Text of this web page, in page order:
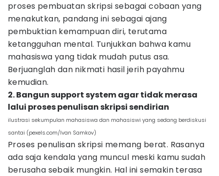
proses pembuatan skripsi sebagai cobaan yang
menakutkan, pandang ini sebagai ajang
pembuktian kemampuan diri, terutama
ketangguhan mental. Tunjukkan bahwa kamu
mahasiswa yang tidak mudah putus asa.
Berjuanglah dan nikmati hasil jerih payahmu
kemudian.
2. Bangun support system agar tidak merasa
lalui proses penulisan skripsi sendirian
ilustrasi sekumpulan mahasiswa dan mahasiswi yang sedang berdiskusi
santai (pexels.com/Ivan Samkov)
Proses penulisan skripsi memang berat. Rasanya
ada saja kendala yang muncul meski kamu sudah
berusaha sebaik mungkin. Hal ini semakin terasa